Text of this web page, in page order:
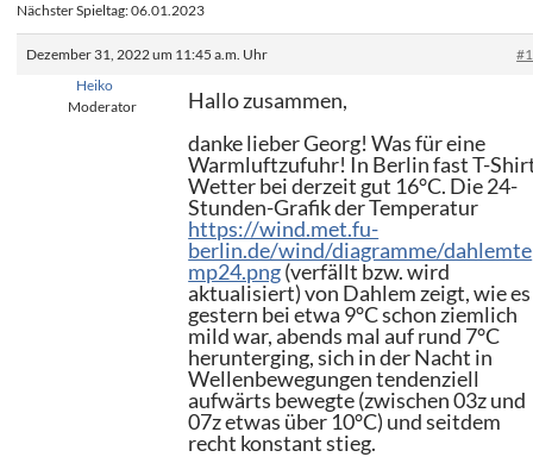
Nächster Spieltag: 06.01.2023
Dezember 31, 2022 um 11:45 a.m. Uhr
Heiko
Moderator
Hallo zusammen,
danke lieber Georg! Was für eine
Warmluftzufuhr! In Berlin fast T-
Wetter bei derzeit gut 16°C. Die 24-
Stunden-Grafik der Temperatur
https://wind.met.fu-
berlin.de/wind/diagramme/dahlemte
mp24.png(verfällt bzw. wird
aktualisiert) von Dahlem zeigt, wie es
gestern bei etwa 9°C schon ziemlich
mild war, abends mal auf rund 7°C
herunterging, sich in der Nacht in
Wellenbewegungen tendenziell
aufwärts bewegte (zwischen 03z und
07z etwas über 10°C) und seitdem
recht konstant stieg.